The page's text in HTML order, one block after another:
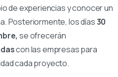
de experiencias y conocer un
Posteriormente, los días30
se ofrecerán
con las empresas para
cada proyecto.